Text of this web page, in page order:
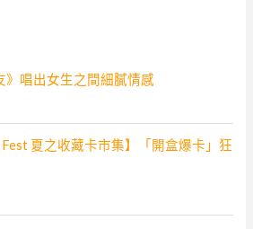
》唱出女生之間細膩情感
Fest 夏之收藏卡市集】「開盒爆卡」狂